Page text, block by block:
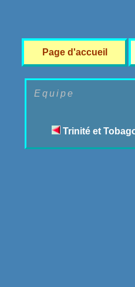
Page d'accueil
Equipe
Trinité et